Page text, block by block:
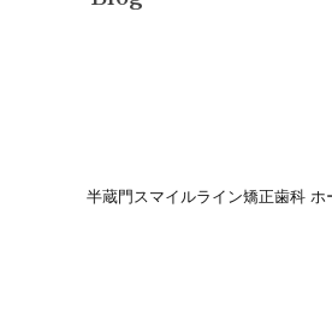
半蔵門スマイルライン矯正歯科 ホ